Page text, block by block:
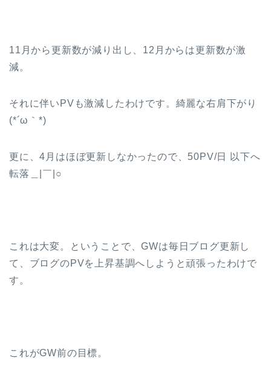
11月から更新数が減り出し、12月からは更新数が激
減。
それに伴いPVも激減したわけです。綺麗な右肩下がり
(*´ω｀*)
更に、4月はほぼ更新しなかったので、50PV/日 以下へ
転落＿|￣|○
これは大変。ということで、GWは毎日ブログ更新し
て、ブログのPVを上昇基調へしようと頑張ったわけで
す。
これがGW前の目標。